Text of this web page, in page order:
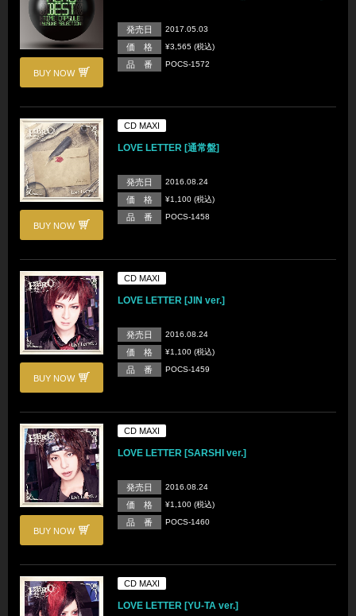
BUY NOW
発売日 2017.05.03
価 格 ¥3,565 (税込)
品 番 POCS-1572
BUY NOW
CD MAXI
LOVE LETTER [通常盤]
発売日 2016.08.24
価 格 ¥1,100 (税込)
品 番 POCS-1458
BUY NOW
CD MAXI
LOVE LETTER [JIN ver.]
発売日 2016.08.24
価 格 ¥1,100 (税込)
品 番 POCS-1459
BUY NOW
CD MAXI
LOVE LETTER [SARSHI ver.]
発売日 2016.08.24
価 格 ¥1,100 (税込)
品 番 POCS-1460
CD MAXI
LOVE LETTER [YU-TA ver.]